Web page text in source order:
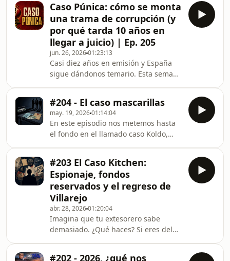
Mundiales de fútbol más políticos de
la historia: el escaparate fascista de
Mussolini en Italia 34, la dictadura de
Videla en Argentina 78, el Mundial de
la España que salía de la Transición,
el debate sobre identidad e
inmigración de la Francia del 98 y el
prim
Caso Púnica: cómo se monta
una trama de corrupción (y
por qué tarda 10 años en
llegar a juicio) | Ep. 205
jun. 26, 202601:23:13
Casi diez años en emisión y España
sigue dándonos temario. Esta semana
del pelotazo inmobiliario que, más de
diez años después de las detenciones
de 2014, por fin llega a juicio oral.Te
contamos qué fue la Operación
Púnica: una red estable entre 2003 y
2011, organizada en círculos
concéntricos alrededor de Francisco
Granados,
#204 - El caso mascarillas
may. 19, 202601:14:04
En este episodio nos metemos hasta
el fondo en el llamado caso Koldo,
últimos años. ¿Cómo acabaron José
Luis Ábalos (exministro de
Transportes), su asesor Koldo García y
el comisionista Víctor de Aldama
imputados por organización criminal,
cohecho, tráfico de influencias y
malversación?Repasamos los
contratos millonarios adjudicado
#203 El Caso Kitchen:
Espionaje, fondos
reservados y el regreso de
Villarejo
abr. 28, 202601:20:04
Imagina que tu extesorero sabe
demasiado. ¿Qué haces? Si eres del
#202 - 2026, ¿qué nos